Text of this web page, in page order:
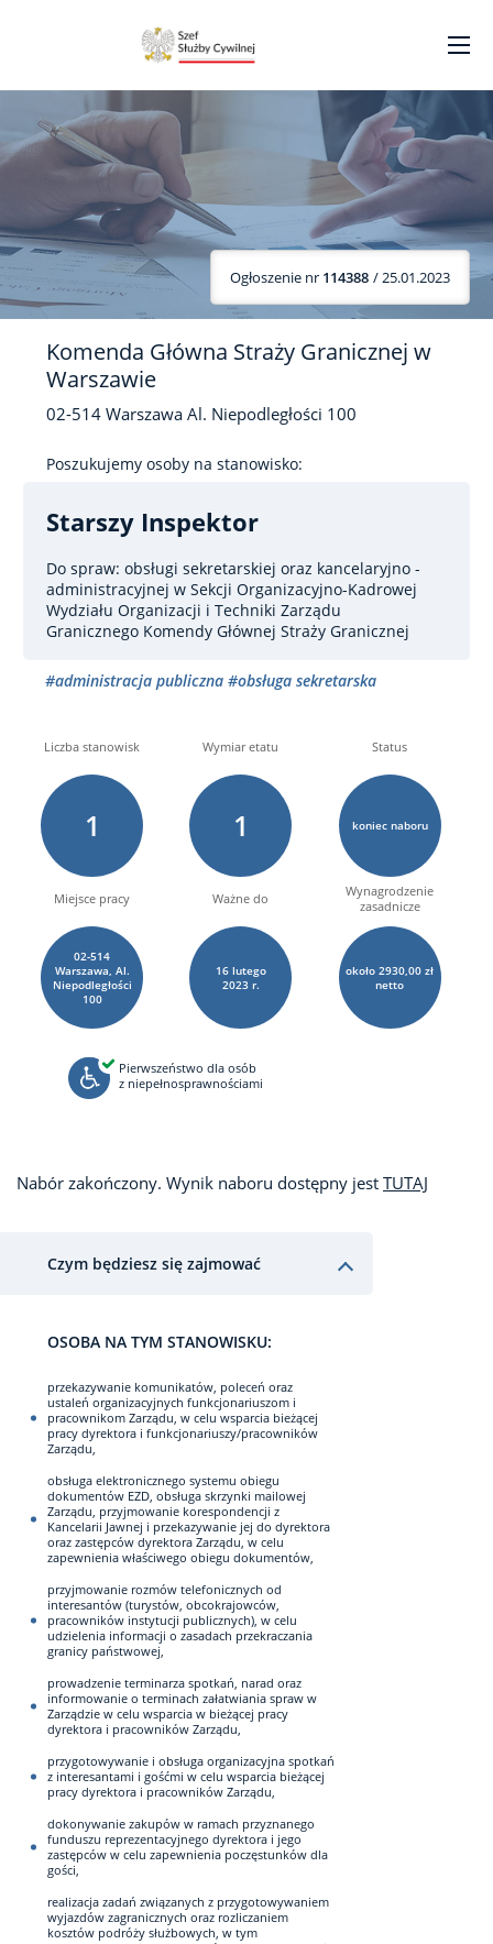
Ogłoszenie nr 114388 / 25.01.2023
Komenda Główna Straży Granicznej w
Warszawie
02-514 Warszawa Al. Niepodległości 100
Poszukujemy osoby na stanowisko:
Starszy Inspektor
Do spraw: obsługi sekretarskiej oraz kancelaryjno -
administracyjnej w Sekcji Organizacyjno-Kadrowej
Wydziału Organizacji i Techniki Zarządu
Granicznego Komendy Głównej Straży Granicznej
#administracja publiczna #obsługa sekretarska
Liczba stanowisk
1
Wymiar etatu
1
Status
koniec naboru
Miejsce pracy
02-514
Warszawa, Al.
Niepodległości
100
Ważne do
16 lutego
2023 r.
Wynagrodzenie
zasadnicze
około 2930,00 zł
netto
Pierwszeństwo dla osób
z niepełnosprawnościami
Nabór zakończony. Wynik naboru dostępny jest TUTAJ
Czym będziesz się zajmować
OSOBA NA TYM STANOWISKU:
przekazywanie komunikatów, poleceń oraz
ustaleń organizacyjnych funkcjonariuszom i
pracownikom Zarządu, w celu wsparcia bieżącej
pracy dyrektora i funkcjonariuszy/pracowników
Zarządu,
obsługa elektronicznego systemu obiegu
dokumentów EZD, obsługa skrzynki mailowej
Zarządu, przyjmowanie korespondencji z
Kancelarii Jawnej i przekazywanie jej do dyrektora
oraz zastępców dyrektora Zarządu, w celu
zapewnienia właściwego obiegu dokumentów,
przyjmowanie rozmów telefonicznych od
interesantów (turystów, obcokrajowców,
pracowników instytucji publicznych), w celu
udzielenia informacji o zasadach przekraczania
granicy państwowej,
prowadzenie terminarza spotkań, narad oraz
informowanie o terminach załatwiania spraw w
Zarządzie w celu wsparcia w bieżącej pracy
dyrektora i pracowników Zarządu,
przygotowywanie i obsługa organizacyjna spotkań
z interesantami i gośćmi w celu wsparcia bieżącej
pracy dyrektora i pracowników Zarządu,
dokonywanie zakupów w ramach przyznanego
funduszu reprezentacyjnego dyrektora i jego
zastępców w celu zapewnienia poczęstunków dla
gości,
realizacja zadań związanych z przygotowywaniem
wyjazdów zagranicznych oraz rozliczaniem
kosztów podróży służbowych, w tym